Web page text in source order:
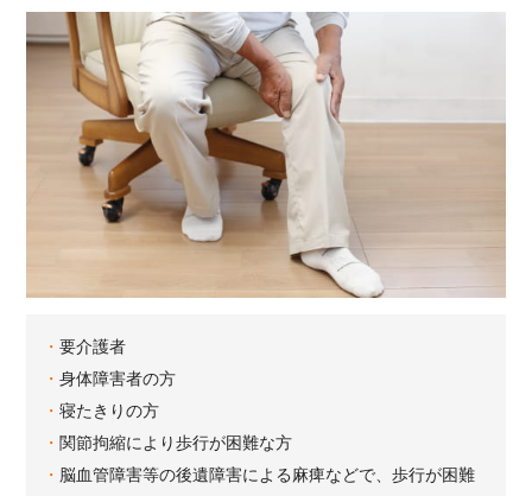
要介護者
身体障害者の方
寝たきりの方
関節拘縮により歩行が困難な方
脳血管障害等の後遺障害による麻痺などで、歩行が困難